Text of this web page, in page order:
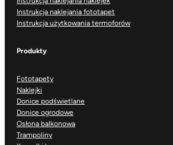
Instrukcja naklejania fototapet
Instrukcja użytkowania termoforów
Produkty
Fototapety
Naklejki
Donice podświetlane
Donice ogrodowe
Osłona balkonowa
Trampoliny